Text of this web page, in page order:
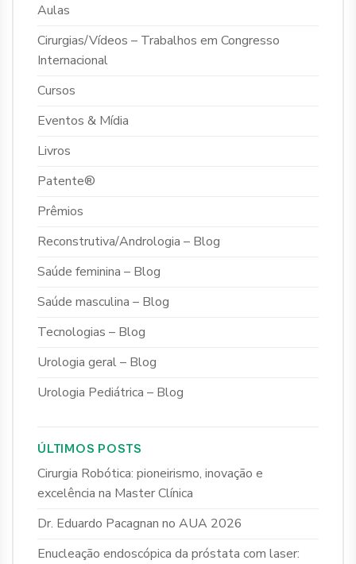
Aulas
Cirurgias/Vídeos – Trabalhos em Congresso
Internacional
Cursos
Eventos & Mídia
Livros
Patente®
Prêmios
Reconstrutiva/Andrologia – Blog
Saúde feminina – Blog
Saúde masculina – Blog
Tecnologias – Blog
Urologia geral – Blog
Urologia Pediátrica – Blog
ÚLTIMOS POSTS
Cirurgia Robótica: pioneirismo, inovação e
excelência na Master Clínica
Dr. Eduardo Pacagnan no AUA 2026
Enucleação endoscópica da próstata com laser: